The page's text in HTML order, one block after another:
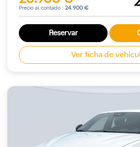
Precio al contado : 24.900 €
Reservar
Ver ficha de